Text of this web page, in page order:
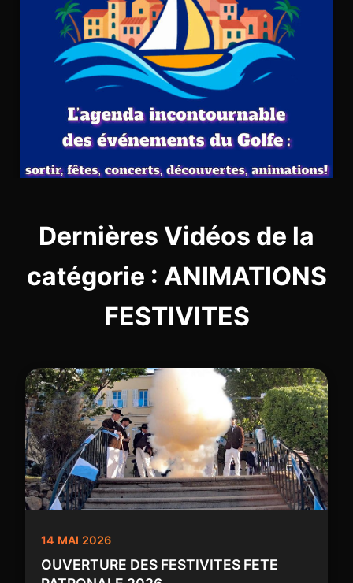
Dernières Vidéos de la
catégorie : ANIMATIONS
FESTIVITES
14 MAI 2026
OUVERTURE DES FESTIVITES FETE